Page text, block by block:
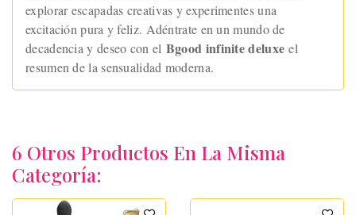
explorar escapadas creativas y experimentes una
excitación pura y feliz. Adéntrate en un mundo de
decadencia y deseo con el Bgood infinite deluxeel
resumen de la sensualidad moderna.
6 Otros Productos En La Misma
Categoría: